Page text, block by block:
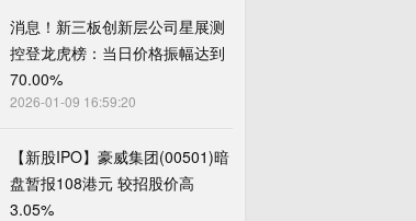
消息！新三板创新层公司星展测
控登龙虎榜：当日价格振幅达到
70.00%
2026-01-09 16:59:20
【新股IPO】豪威集团(00501)暗
盘暂报108港元 较招股价高
3.05%